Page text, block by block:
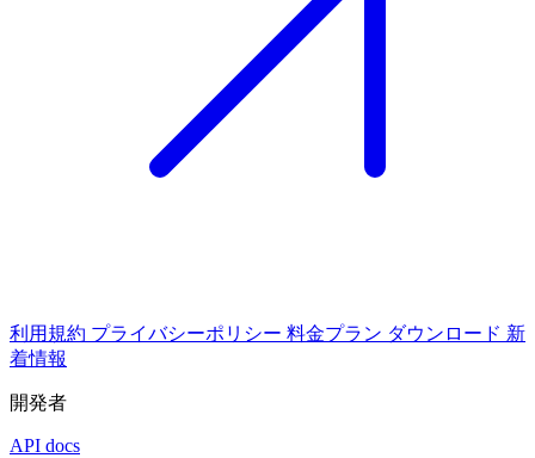
利用規約 プライバシーポリシー 料金プラン ダウンロード 新
着情報
開発者
API docs